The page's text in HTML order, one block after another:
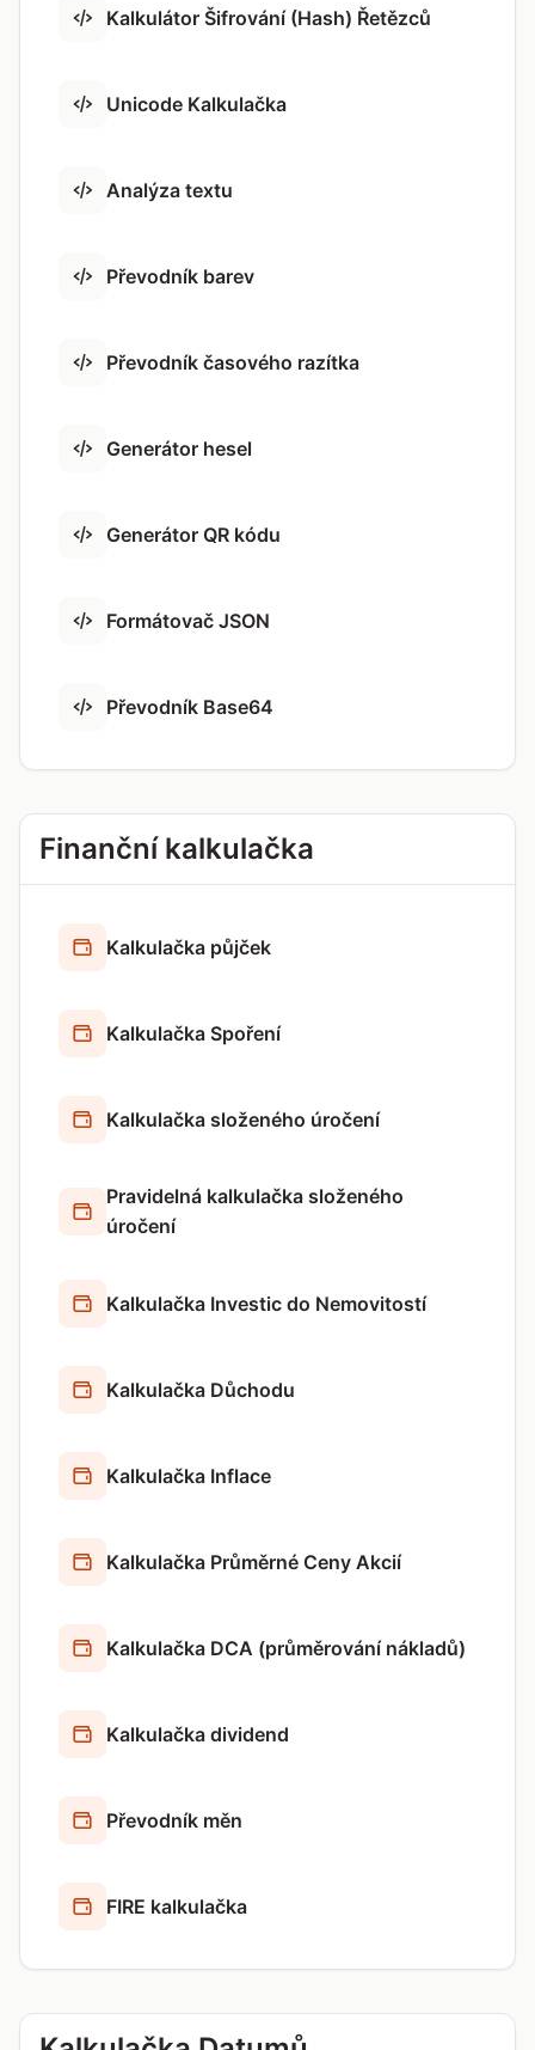
Kalkulátor Šifrování (Hash) Řetězců
Unicode Kalkulačka
Analýza textu
Převodník barev
Převodník časového razítka
Generátor hesel
Generátor QR kódu
Formátovač JSON
Převodník Base64
Finanční kalkulačka
Kalkulačka půjček
Kalkulačka Spoření
Kalkulačka složeného úročení
Pravidelná kalkulačka složeného
úročení
Kalkulačka Investic do Nemovitostí
Kalkulačka Důchodu
Kalkulačka Inflace
Kalkulačka Průměrné Ceny Akcií
Kalkulačka DCA (průměrování nákladů)
Kalkulačka dividend
Převodník měn
FIRE kalkulačka